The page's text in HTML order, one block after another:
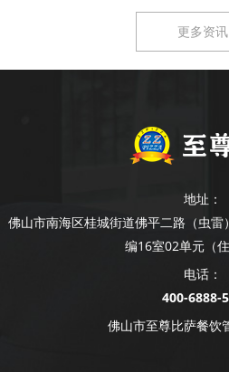
更多资讯
地址：
佛山市南海区桂城街道佛平二路（虫
编16室02单元（住
电话：
400-6888-
佛山市至尊比萨餐饮